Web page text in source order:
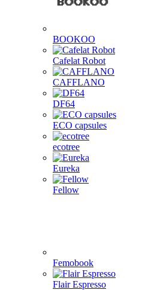
BOOKOO
Cafelat Robot
CAFFLANO
DF64
ECO capsules
ecotree
Eureka
Fellow
Femobook
Flair Espresso